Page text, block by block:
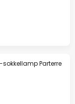
sokkellamp Parterre